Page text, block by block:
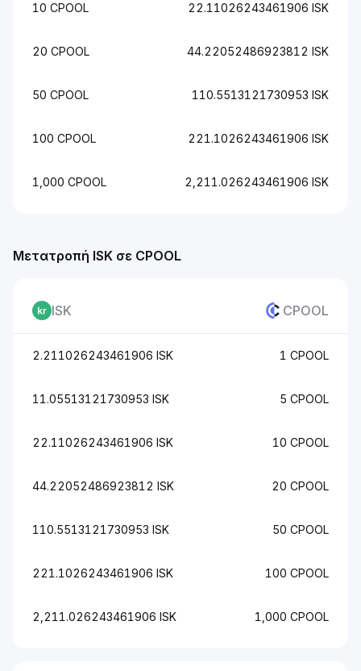
10 CPOOL 22.11026243461906 ISK
20 CPOOL 44.22052486923812 ISK
50 CPOOL 110.5513121730953 ISK
100 CPOOL 221.1026243461906 ISK
1,000 CPOOL 2,211.026243461906 ISK
Μετατροπή ISK σε CPOOL
ISK CPOOL
2.211026243461906 ISK 1 CPOOL
11.05513121730953 ISK 5 CPOOL
22.11026243461906 ISK 10 CPOOL
44.22052486923812 ISK 20 CPOOL
110.5513121730953 ISK 50 CPOOL
221.1026243461906 ISK 100 CPOOL
2,211.026243461906 ISK 1,000 CPOOL